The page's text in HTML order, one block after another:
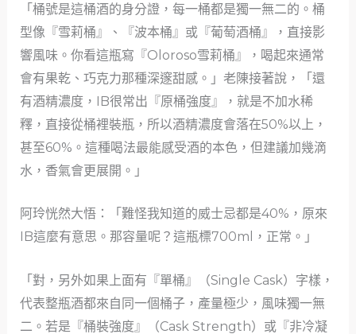
「桶號是這桶酒的身分證，每一桶都是獨一無二的。桶
型像『雪莉桶』、『波本桶』或『葡萄酒桶』，直接影
響風味。你看這瓶寫『Oloroso雪莉桶』，喝起來通常
會有果乾、巧克力那種深邃甜感。」老陳接著說，「還
有酒精濃度，IB很常出『原桶強度』，就是不加水稀
釋，直接從桶裡裝瓶，所以酒精濃度會落在50%以上，
甚至60%。這種喝法最能感受酒的本色，但建議加幾滴
水，香氣會更展開。」
阿玲恍然大悟：「難怪我知道的威士忌都是40%，原來
IB這麼有意思。那容量呢？這瓶標700ml，正常。」
「對，另外如果上面有『單桶』（Single Cask）字樣，
代表整瓶酒都來自同一個桶子，產量極少，風味獨一無
二。若是『桶裝強度』（Cask Strength）或『非冷凝